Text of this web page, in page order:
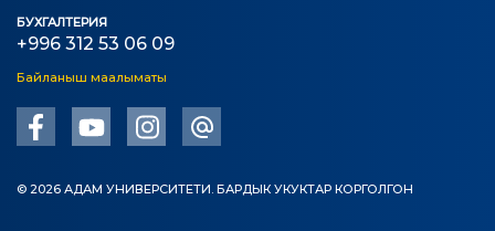
БУХГАЛТЕРИЯ
+996 312 53 06 09
Байланыш маалыматы
© 2026 АДАМ УНИВЕРСИТЕТИ. БАРДЫК УКУКТАР КОРГОЛГОН